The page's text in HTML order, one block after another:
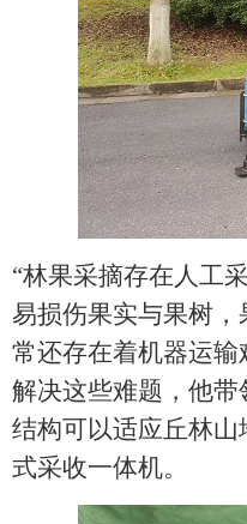
“林果采摘存在人工
易损伤果实与果树
常还存在着机器运
解决这些难题，他
结构可以适应丘林
式采收一体机。